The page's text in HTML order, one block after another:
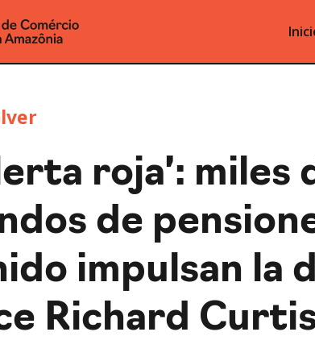
roja’: miles
de
impulsan la
Richard